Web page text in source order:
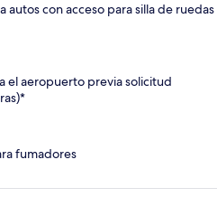
autos con acceso para silla de ruedas
el aeropuerto previa solicitud
fumadores